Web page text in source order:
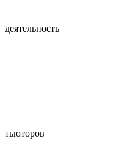
деятельность
тьюторов